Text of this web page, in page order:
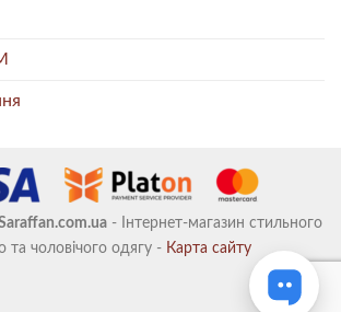
- Інтернет-магазин стильного
та чоловічого одягу - Карта сайту